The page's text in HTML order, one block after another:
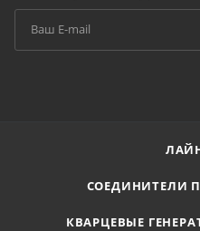
СОЕДИНИТЕЛИ
КВАРЦЕВЫЕ